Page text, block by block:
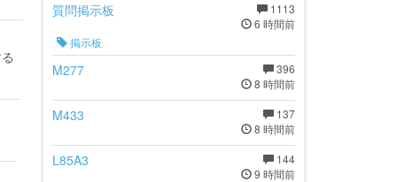
1113
6 時間前
質問掲示板
掲示板
396
8 時間前
M277
137
8 時間前
M433
144
9 時間前
L85A3